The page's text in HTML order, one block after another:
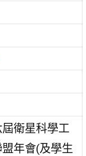
衛星科學工
年會(及學生